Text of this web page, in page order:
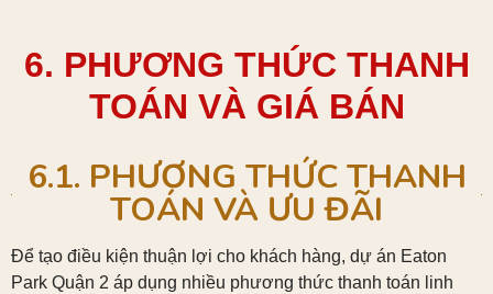
6. PHƯƠNG THỨC THANH
TOÁN VÀ GIÁ BÁN
6.1. PHƯƠNG THỨC THANH
TOÁN VÀ ƯU ĐÃI
Để tạo điều kiện thuận lợi cho khách hàng, dự án Eaton
Park Quận 2 áp dụng nhiều phương thức thanh toán linh